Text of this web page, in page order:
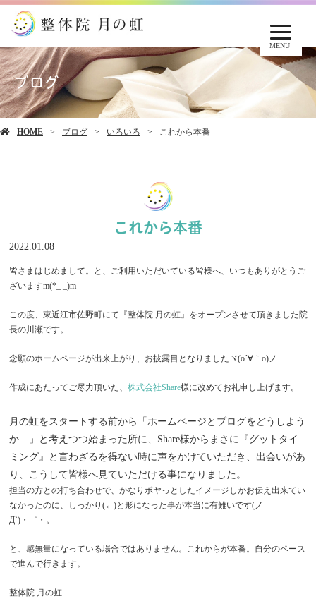
MENU
ブログ
HOME ブログ いろいろ これから本番
これから本番
2022.01.08
皆さまはじめまして。と、ご利用いただいている皆様へ、いつもありがとうご
ざいますm(*_ _)m
この度、東近江市佐野町にて『整体院 月の虹』をオープンさせて頂きました院
長の川瀬です。
念願のホームページが出来上がり、お披露目となりましたヾ(o´∀｀o)ノ
作成にあたってご尽力頂いた、 株式会社Share様に改めてお礼申し上げます。
月の虹をスタートする前から「ホームページとブログをどうしよう
か…」と考えつつ始まった所に、Share様からまさに『グットタイ
ミング』と言わざるを得ない時に声をかけていただき、出会いがあ
り、こうして皆様へ見ていただける事になりました。
担当の方との打ち合わせで、かなりボヤっとしたイメージしかお伝え出来てい
なかったのに、しっかり(←)と形になった事が本当に有難いです(ノ
Д`)・゜・。
と、感無量になっている場合ではありません。これからが本番。自分のペース
で進んで行きます。
整体院 月の虹